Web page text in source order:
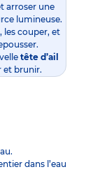
arroser une
lumineuse.
les couper, et
tête d’ail
et brunir.
dans l’eau